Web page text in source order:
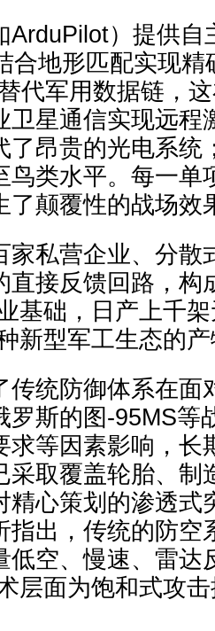
ArduPilot）提供自
合地形匹配实现精
代军用数据链，
卫星通信实现远程
了昂贵的光电系统
鸟类水平。每一单
了颠覆性的战场效
家私营企业、分散
直接反馈回路，构
基础，日产上千
新型军工生态的
传统防御体系在面
罗斯的图-95MS等
求等因素影响，长
采取覆盖轮胎、制
精心策划的渗透式
指出，传统的防空
低空、慢速、雷达
层面为饱和式攻